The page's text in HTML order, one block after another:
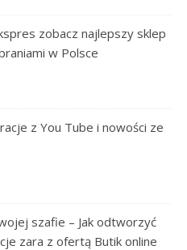
zobacz najlepszy sklep
w Polsce
z You Tube i nowości ze
szafie – Jak odtworzyć
zara z ofertą Butik online